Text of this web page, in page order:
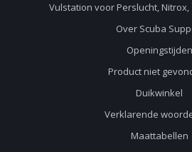
Vulstation voor Perslucht,
Over Scuba
Openingstijden
Product niet
Duikwinkel
Verklarende
Maattabellen